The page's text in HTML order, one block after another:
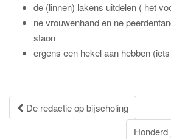
de (linnen) lakens uitdelen ( het
ne vrouwenhand en ne
staon
ergens een hekel aan hebben
Post
navigation
De redactie op bijscholing
Honderd